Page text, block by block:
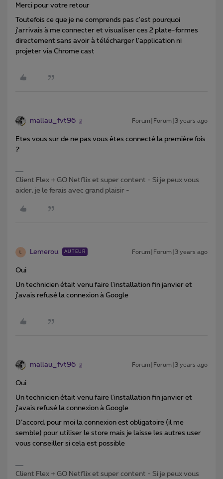
Merci pour votre retour
Toutefois ce que je ne comprends pas c'est pourquoi
j'arrivais à me connecter et visualiser ces 2 plate-formes
directement sans avoir à télécharger l'application ni
projeter via Chrome cast
mallau_fvt96 Forum|Forum|3 years ago
Etes vous sur de ne pas vous êtes connecté la première fois
?
Client Flex + GO Netflix et super content - Si je peux vous
aider, je le ferais avec grand plaisir -
Lemerou AUTEUR Forum|Forum|3 years ago
Oui
Un technicien était venu faire l'installation fin janvier et
j'avais refusé la connexion à Google
mallau_fvt96 Forum|Forum|3 years ago
Oui
Un technicien était venu faire l'installation fin janvier et
j'avais refusé la connexion à Google
D’accord, pour moi la connexion est obligatoire (il me
semble) pour utiliser le store mais je laisse les autres user
vous conseiller si cela est possible
Client Flex + GO Netflix et super content - Si je peux vous